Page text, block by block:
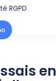
RGPD
en